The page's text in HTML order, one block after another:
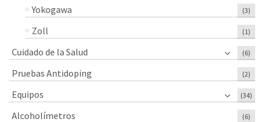
Yokogawa (3)
Zoll (1)
Cuidado de la Salud (6)
Pruebas Antidoping (2)
Equipos (34)
Alcoholímetros (6)